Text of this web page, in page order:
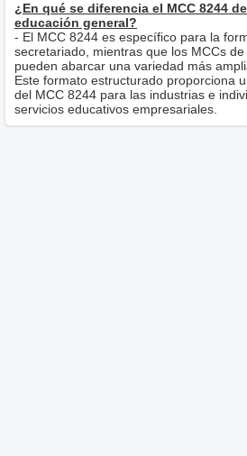
¿En qué se diferencia el MCC 8244
educación general?
- El MCC 8244 es específico para la
secretariado, mientras que los MCCs
pueden abarcar una variedad más
Este formato estructurado proporciona
del MCC 8244 para las industrias e
servicios educativos empresariales.